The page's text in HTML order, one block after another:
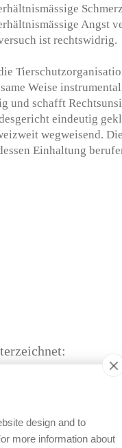
Angst
ist rechtswidrig.
Weise
und schafft
eindeutig
wegweisend.
Einhaltung
design and to
more information about